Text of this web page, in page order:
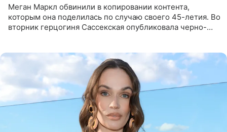
Меган Маркл обвинили в копировании контента,
которым она поделилась по случаю своего 45-летия. Во
вторник герцогиня Сассекская опубликовала черно-